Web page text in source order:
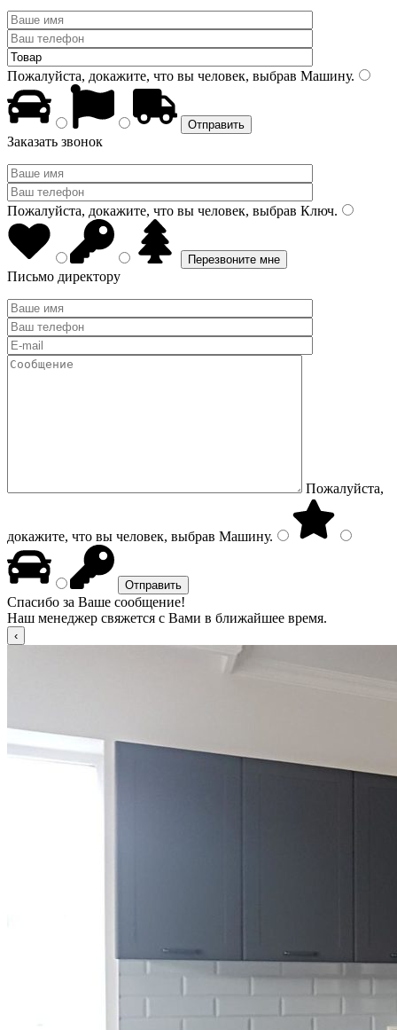
Пожалуйста, докажите, что вы человек, выбрав Машину.
Заказать звонок
Пожалуйста, докажите, что вы человек, выбрав Ключ.
Письмо директору
Пожалуйста,
докажите, что вы человек, выбрав Машину.
Спасибо за Ваше сообщение!
Наш менеджер свяжется с Вами в ближайшее время.